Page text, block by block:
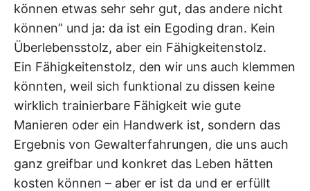
können etwas sehr sehr gut, das andere nicht
können” und ja: da ist ein Egoding dran. Kein
Überlebensstolz, aber ein Fähigkeitenstolz.
Ein Fähigkeitenstolz, den wir uns auch klemmen
könnten, weil sich funktional zu dissen keine
wirklich trainierbare Fähigkeit wie gute
Manieren oder ein Handwerk ist, sondern das
Ergebnis von Gewalterfahrungen, die uns auch
ganz greifbar und konkret das Leben hätten
kosten können – aber er ist da und er erfüllt